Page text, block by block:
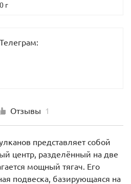
г
Отзывы 1
представляет собой
центр, разделённый на две
мощный тягач. Его
подвеска, базирующаяся на